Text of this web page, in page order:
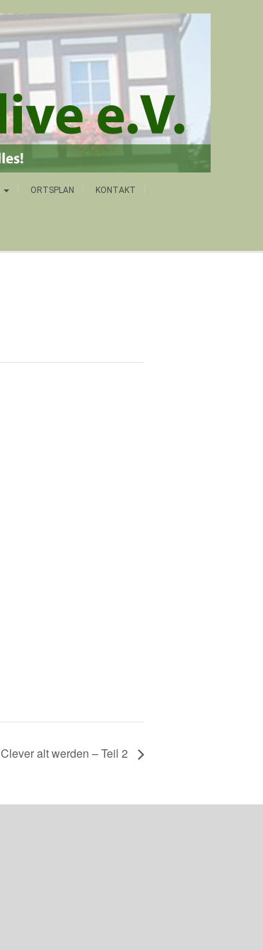
ORTSPLAN KONTAKT
Clever alt werden – Teil 2